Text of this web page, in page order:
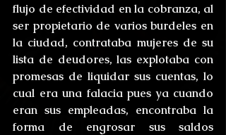
flujo de efectividad en la cobranza, al
ser propietario de varios burdeles en
la ciudad, contrataba mujeres de su
lista de deudores, las explotaba con
promesas de liquidar sus cuentas, lo
cual era una falacia pues ya cuando
eran sus empleadas, encontraba la
forma de engrosar sus saldos